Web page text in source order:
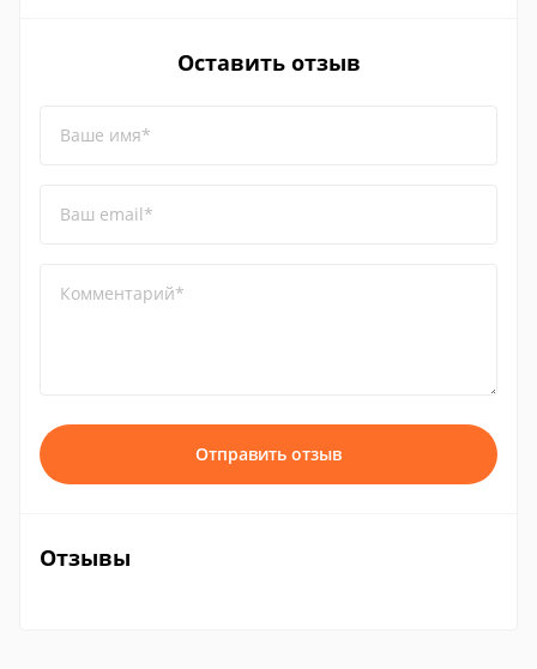
Оставить отзыв
Ваше имя*
Ваш email*
Комментарий*
Отправить отзыв
Отзывы